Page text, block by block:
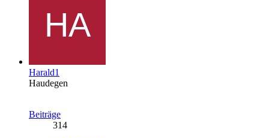
Harald1
Haudegen
Beiträge
314